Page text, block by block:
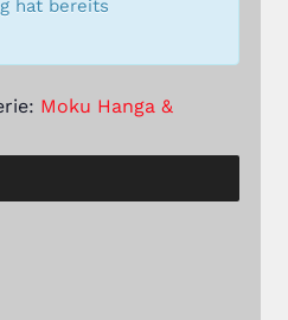
hat bereits
Moku Hanga &